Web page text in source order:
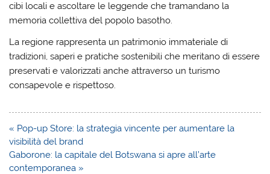
cibi locali e ascoltare le leggende che tramandano la
memoria collettiva del popolo basotho.
La regione rappresenta un patrimonio immateriale di
tradizioni, saperi e pratiche sostenibili che meritano di essere
preservati e valorizzati anche attraverso un turismo
consapevole e rispettoso.
Navigazione
articoli
« Pop-up Store: la strategia vincente per aumentare la
visibilità del brand
Gaborone: la capitale del Botswana si apre all’arte
contemporanea »